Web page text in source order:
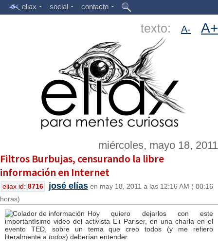
eliax social contacto
texto: A- A+
miércoles, mayo 18, 2011
Filtros Burbujas, censurando la libre
información en Internet
eliax id: 8716 josé elías en may 18, 2011 a las 12:16 AM ( 00:16
horas)
Hoy quiero dejarlos con este
importantísimo video del activista Eli Pariser, en una charla en el
evento TED, sobre un tema que creo todos (y me refiero
literalmente a todos) deberían entender.